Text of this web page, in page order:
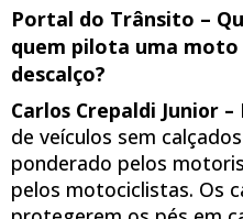
Portal do Trânsito –
quem pilota uma
descalço?
Carlos Crepaldi Junior –
de veículos sem
ponderado pelos
pelos motociclistas. Os